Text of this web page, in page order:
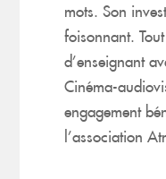
mots. Son
foisonnant.
d’enseignant
Cinéma-
engagement
l’association